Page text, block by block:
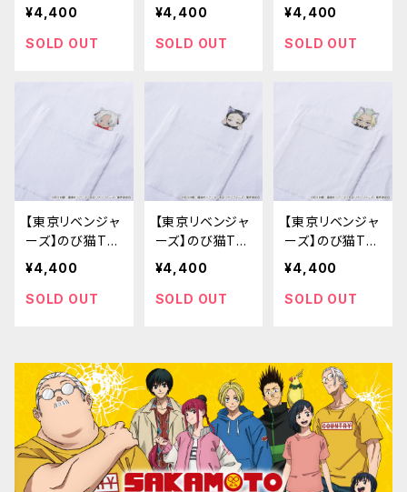
ャツ（羽宮 一虎）
¥4,400
SOLD OUT
ャツ（乾 青宗）
¥4,400
SOLD OUT
ャツ（九井 一）
¥4,400
SOLD OUT
【東京リベンジャ
ーズ】のび猫Tシ
ャツ（黒川 イザ
ナ）
¥4,400
SOLD OUT
【東京リベンジャ
ーズ】のび猫Tシ
ャツ（灰谷 蘭）
¥4,400
SOLD OUT
【東京リベンジャ
ーズ】のび猫Tシ
ャツ（灰谷 竜胆）
¥4,400
SOLD OUT